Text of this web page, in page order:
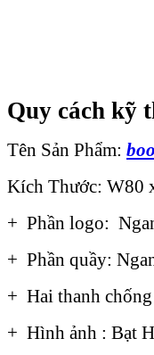
Quy cách kỹ
Tên Sản Phẩm:
Kích Thước: W80
+ Phần logo:
+ Phần quầy:
+ Hai thanh
+ Hình ảnh : Bạt